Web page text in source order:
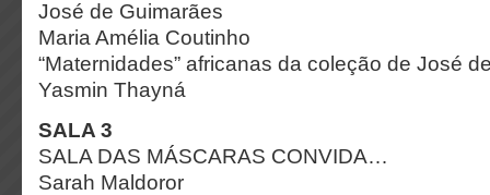
José de Guimarães
Maria Amélia Coutinho
“Maternidades” africanas da coleção de José
Yasmin Thayná
SALA 3
SALA DAS MÁSCARAS CONVIDA…
Sarah Maldoror